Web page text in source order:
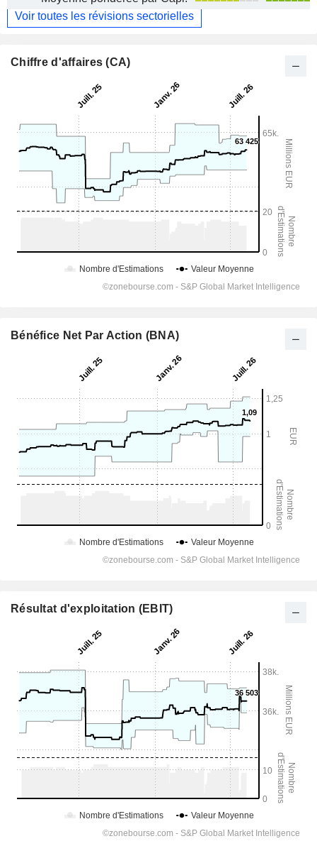
Voir toutes les révisions sectorielles
Chiffre d'affaires (CA)
Bénéfice Net Par Action (BNA)
Résultat d'exploitation (EBIT)